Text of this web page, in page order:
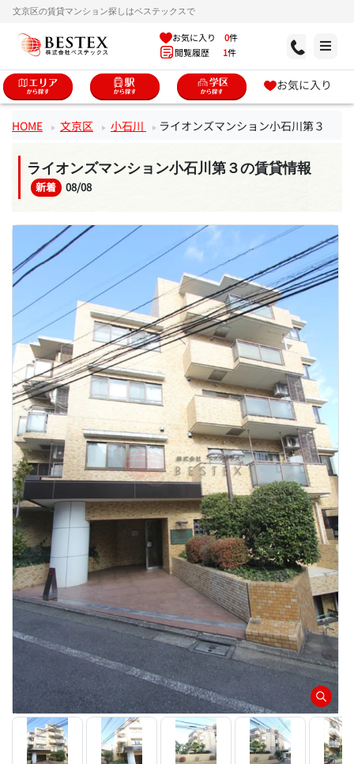
文京区の賃貸マンション探しはベステックスで
お気に入り 0件
閲覧履歴 1件
お気に入り
HOME 文京区 小石川 ライオンズマンション小石川第３
ライオンズマンション小石川第３の賃貸情報
新着 08/08